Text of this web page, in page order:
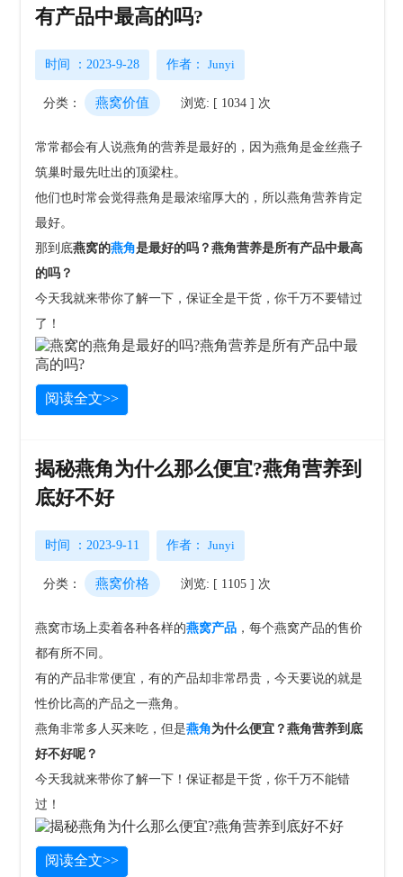
有产品中最高的吗?
时间 ：2023-9-28 作者：Junyi
分类： 燕窝价值 浏览: [ 1034 ] 次
常常都会有人说燕角的营养是最好的，因为燕角是金丝燕子
筑巢时最先吐出的顶梁柱。
他们也时常会觉得燕角是最浓缩厚大的，所以燕角营养肯定
最好。
那到底燕窝的燕角是最好的吗？燕角营养是所有产品中最高
的吗？
今天我就来带你了解一下，保证全是干货，你千万不要错过
了！
阅读全文>>
揭秘燕角为什么那么便宜?燕角营养到
底好不好
时间 ：2023-9-11 作者：Junyi
分类： 燕窝价格 浏览: [ 1105 ] 次
燕窝市场上卖着各种各样的燕窝产品 ，每个燕窝产品的售价
都有所不同。
有的产品非常便宜，有的产品却非常昂贵，今天要说的就是
性价比高的产品之一燕角。
燕角非常多人买来吃，但是燕角为什么便宜？燕角营养到底
好不好呢？
今天我就来带你了解一下！保证都是干货，你千万不能错
过！
阅读全文>>